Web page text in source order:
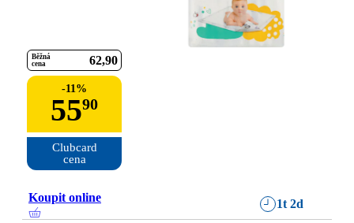
Běžná
cena
62 90
-11%
5590
Clubcard
cena
Koupit online 1t 2d